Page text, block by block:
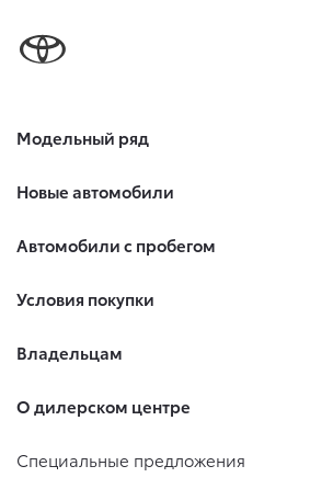
Модельный ряд
Новые автомобили
Автомобили с пробегом
Условия покупки
Владельцам
О дилерском центре
Специальные предложения